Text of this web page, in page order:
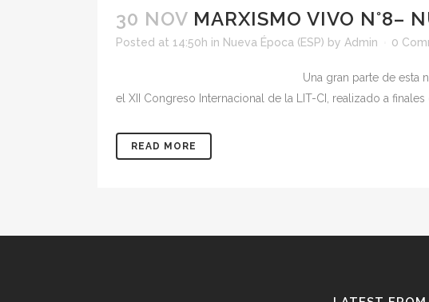
30 NOV MARXISMO VIVO N°8–
Posted at 14:50h in Nueva Época (ESP) by Admin 0
Una gran parte de esta
el XII Congreso Internacional de la LIT-CI, realizado a
READ MORE